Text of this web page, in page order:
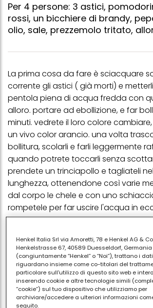
Per 4 persone: 3 astici,
rossi, un bicchiere di brandy,
olio, sale, prezzemolo tritato,
La prima cosa da fare è sciacquare
corrente gli astici ( già morti) e
pentola piena di acqua fredda con
alloro. portare ad ebollizione, e far
minuti. vedrete il loro colore
un vivo color arancio. una volta
bollitura, scolarli e farli leggermente
quando potrete toccarli senza
prendete un trinciapollo e tagliateli
lunghezza, ottenendone così varie
dal corpo le chele e con uno
rompetele per far uscire l'acqua in
creare delle crepe da cui la cottura
più) va svuotato completamente e la
raccolta a parte. a parte, in una
largo, mettere abbondante olio di
spicchio d'aglio a pezzi grossi, per
seguito. adagiarvi gli astici tagliati,
polpa, le chele e la polpa dell'astice
Henkel Italia Srl via Amoretti, 78 e Henkel AG &
Henkelstrasse 67, 40589 Duesseldorf, Germania
(congiuntamente “Henkel” o “Noi”), trattano i
riguardano insieme come co-titolari del
particolare sull'utilizzo di questo sito web e
inserendo cookie e altre tecnologie simili
“cookie”) sul tuo dispositivo che utilizziamo per
archiviare/accedere a ulteriori informazioni
seguito.